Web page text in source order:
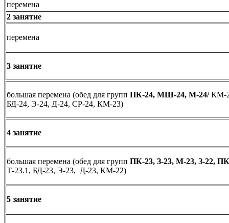
перемена
2 занятие
перемена
3 занятие
большая перемена (обед для групп ПК-24, МШ-24, М-24/КМ-
БД-24, Э-24, Д-24, СР-24, КМ-23)
4 занятие
большая перемена (обед для групп ПК-23, З-23, М-23, З-22,
Т-23.1, БД-23, Э-23, Д-23, КМ-22)
5 занятие